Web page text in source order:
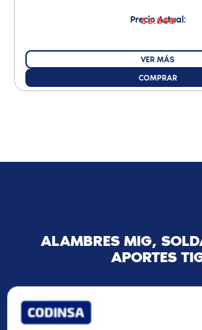
Precio Actual:
$3.868
VER MÁS
COMPRAR
ALAMBRES MIG,
APORTES